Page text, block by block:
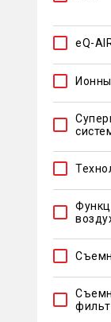
eQ-